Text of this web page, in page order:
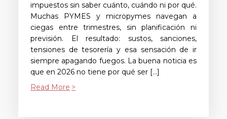
impuestos sin saber cuánto, cuándo ni por qué.
Muchas PYMES y micropymes navegan a
ciegas entre trimestres, sin planificación ni
previsión. El resultado: sustos, sanciones,
tensiones de tesorería y esa sensación de ir
siempre apagando fuegos. La buena noticia es
que en 2026 no tiene por qué ser […]
Read More